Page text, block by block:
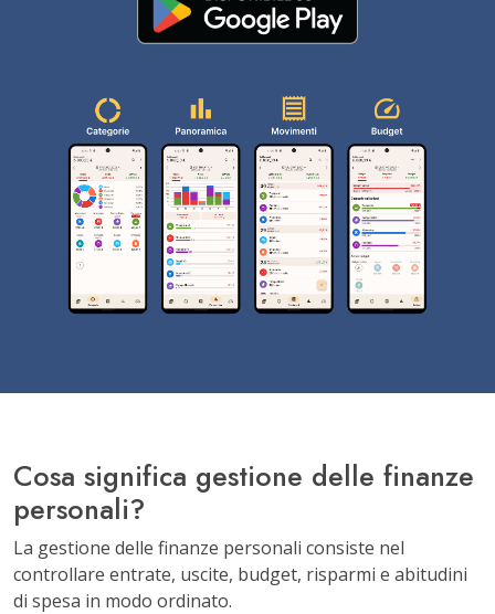
Cosa significa gestione delle finanze
personali?
La gestione delle finanze personali consiste nel
controllare entrate, uscite, budget, risparmi e abitudini
di spesa in modo ordinato.